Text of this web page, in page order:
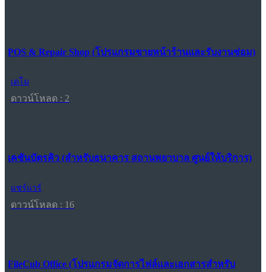
POS & Repair Shop (โปรแกรมขายหน้าร้านและรับงานซ่อม)
เดโม
ดาวน์โหลด : 2
เคชันบัตรคิว (สำหรับธนาคาร สถานพยาบาล ศูนย์ให้บริการ)
แชร์แวร์
ดาวน์โหลด : 16
FileCub Office (โปรแกรมจัดการไฟล์และเอกสารสำหรับ